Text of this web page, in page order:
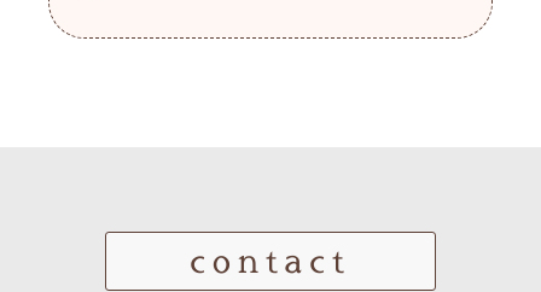
contact